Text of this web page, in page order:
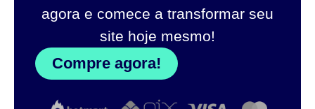
agora e comece a transformar seu
site hoje mesmo!
Compre agora!